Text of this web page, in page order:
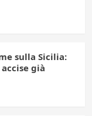
sulla Sicilia:
già